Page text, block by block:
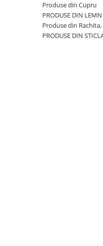
Produse din Cupru
PRODUSE DIN LEMN
Produse din
PRODUSE DIN